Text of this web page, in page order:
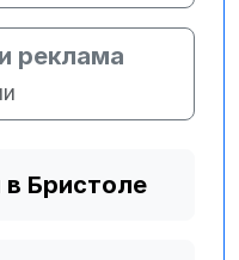
реклама
в Бристоле